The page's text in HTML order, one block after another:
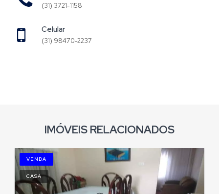
(31) 3721-1158
Celular
(31) 98470-2237
IMÓVEIS RELACIONADOS
VENDA
CASA